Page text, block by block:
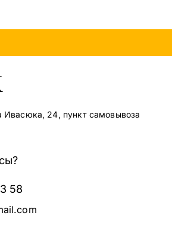
Ивасюка, 24, пункт самовывоза
58